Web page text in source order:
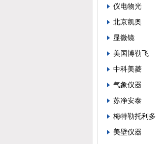
仪电物光
北京凯奥
显微镜
美国博勒飞
中科美菱
气象仪器
苏净安泰
梅特勒托利多
美壁仪器